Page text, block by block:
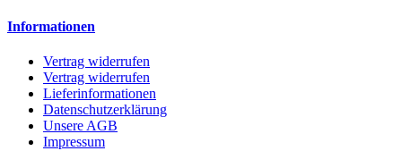
Informationen
Vertrag widerrufen
Vertrag widerrufen
Lieferinformationen
Datenschutzerklärung
Unsere AGB
Impressum